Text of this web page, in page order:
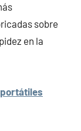
sobre
en la